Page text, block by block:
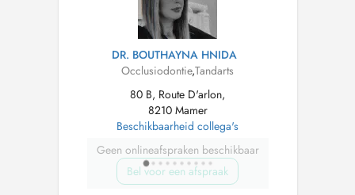
DR. BOUTHAYNA HNIDA
Occlusiodontie,Tandarts
80 B, Route D'arlon,
8210 Mamer
Beschikbaarheid collega's
Geen onlineafspraken beschikbaar
Bel voor een afspraak